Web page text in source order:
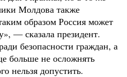
Молдова также
образом Россия может
— сказала президент.
безопасности граждан, а
больше не осложнять
нельзя допустить.